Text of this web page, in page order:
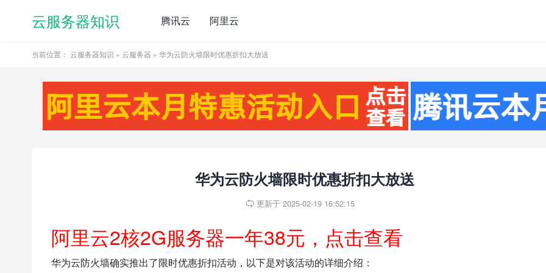
云服务器知识 腾讯云 阿里云
当前位置： 云服务器知识 » 云服务器 » 华为云防火墙限时优惠折扣大放送
华为云防火墙限时优惠折扣大放送
 更新于 2025-02-19 16:52:15
阿里云2核2G服务器一年38元，点击查看
华为云防火墙确实推出了限时优惠折扣活动，以下是对该活动的详细介绍：